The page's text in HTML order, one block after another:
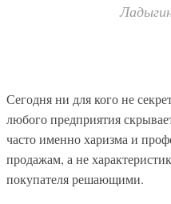
Сегодня ни для кого не
любого предприятия
часто именно харизма и
продажам, а не
покупателя решающими.